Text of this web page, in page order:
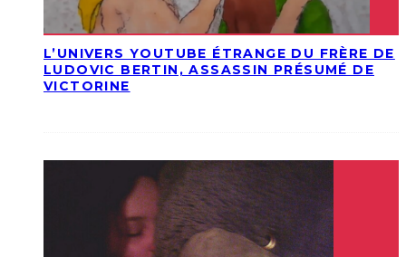
L’UNIVERS YOUTUBE ÉTRANGE DU FRÈRE DE
LUDOVIC BERTIN, ASSASSIN PRÉSUMÉ DE
VICTORINE